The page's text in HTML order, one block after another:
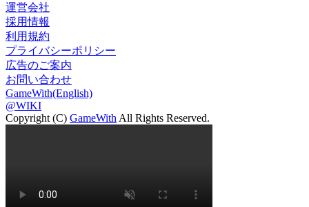
運営会社
採用情報
利用規約
プライバシーポリシー
広告のご案内
お問い合わせ
GameWith(English)
@WIKI
Copyright (C) GameWith All Rights Reserved.